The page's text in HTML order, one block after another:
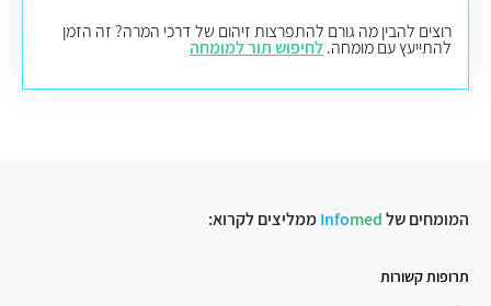
רוצים להבין מה גורם להתפרצות זיהום של דרכי המרה? זה הזמן
להתייעץ עם מומחה.לחיפוש תור למומחה
המומחים של Infomed ממליצים לקרוא:
תרופות קשורות